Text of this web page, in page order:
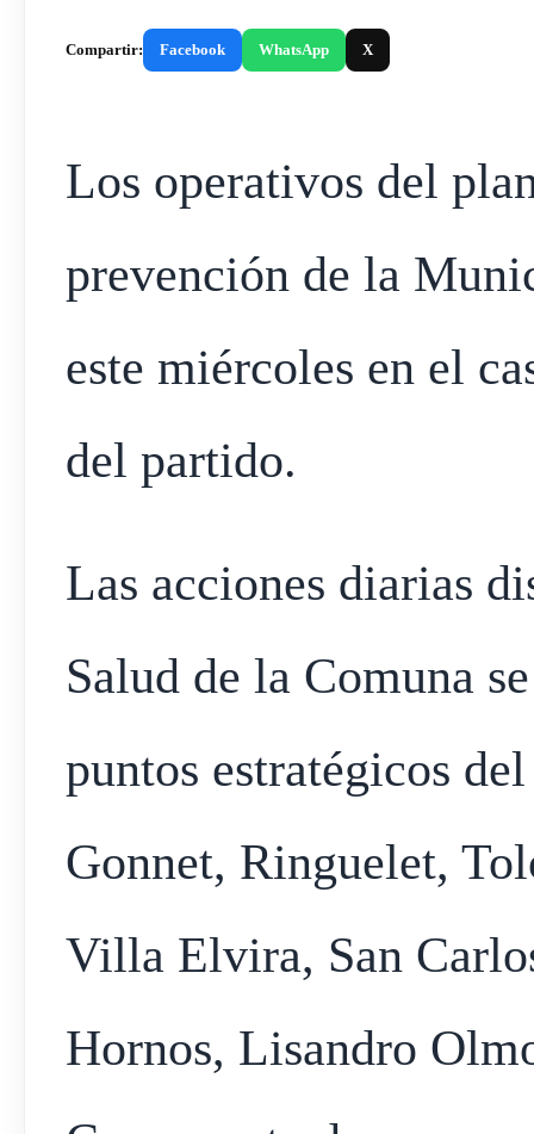
Compartir: Facebook WhatsApp X
Los operativos del
prevención de la
este miércoles en el
del partido.
Las acciones diarias
Salud de la Comuna
puntos estratégicos
Gonnet, Ringuelet,
Villa Elvira, San
Hornos, Lisandro